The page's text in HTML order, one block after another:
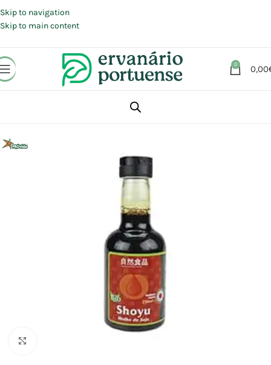
Skip to navigation
Skip to main content
0 0,00
Alimentação